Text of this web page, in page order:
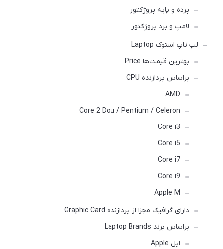
پرده و پایه پروژکتور
لامپ و برد پروژکتور
لپ تاپ استوک Laptop
بهترین قیمت‌ها Price
براساس پردازنده CPU
AMD
Core 2 Dou / Pentium / Celeron
Core i3
Core i5
Core i7
Core i9
Apple M
دارای گرافیک مجزا از پردازنده Graphic Card
براساس برند Laptop Brands
اپل Apple